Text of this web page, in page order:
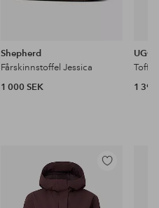
Shepherd
Fårskinnstoffel Jessica
1 000 SEK
UGG
1 399
Lägg